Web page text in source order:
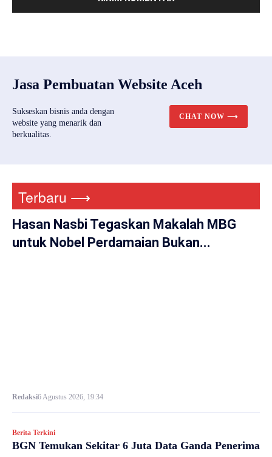
Jasa Pembuatan Website Aceh
Sukseskan bisnis anda dengan
website yang menarik dan
berkualitas.
CHAT NOW ⟶
Terbaru ⟶
Hasan Nasbi Tegaskan Makalah MBG
untuk Nobel Perdamaian Bukan...
Redaksi6 Agustus 2026, 19:34
Berita Terkini
BGN Temukan Sekitar 6 Juta Data Ganda Penerima